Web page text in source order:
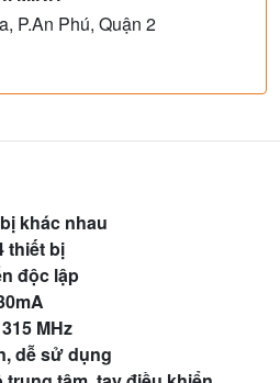
P.An Phú, Quận 2
khác nhau
thiết bị
độc lập
MHz
dễ sử dụng